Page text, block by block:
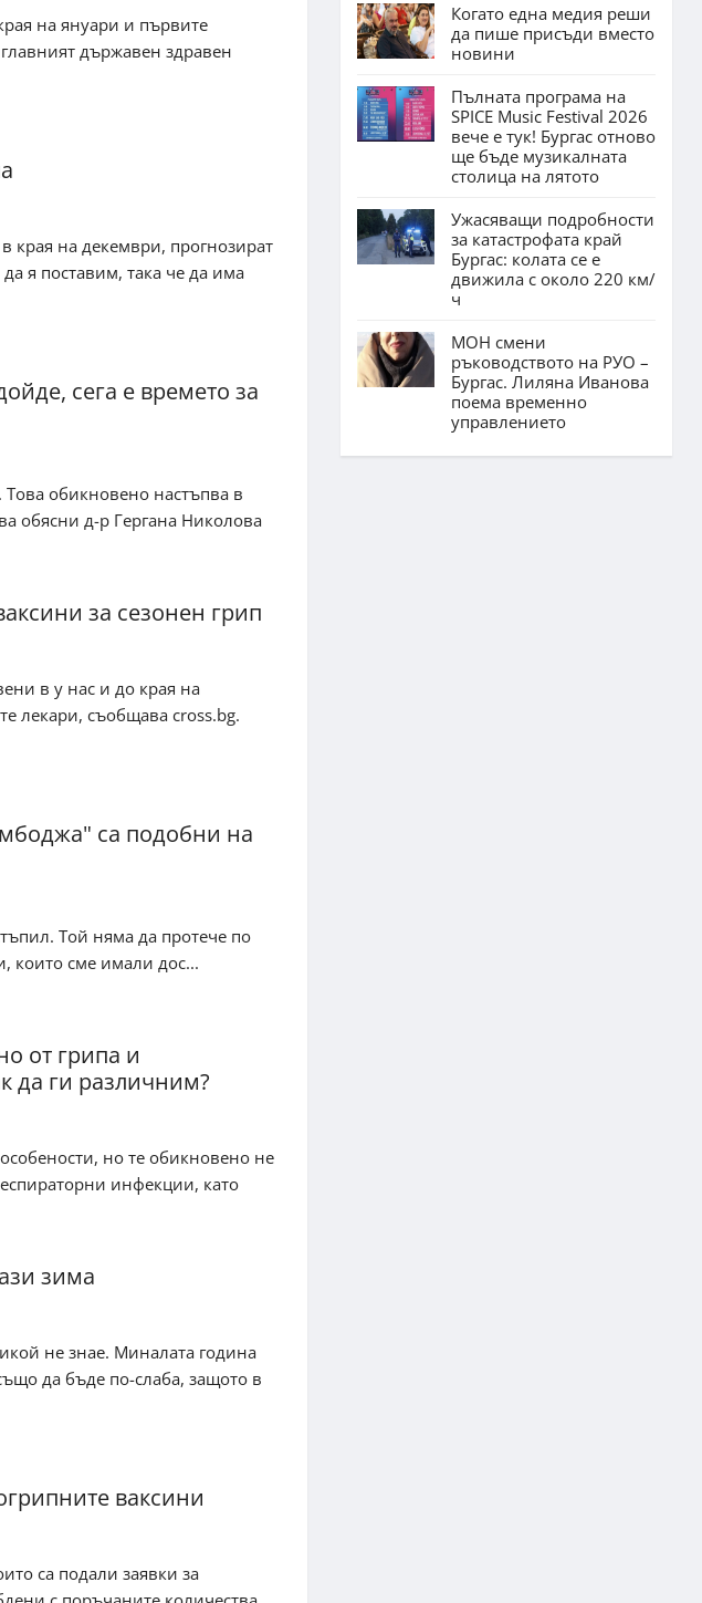
на януари и първите
държавен здравен
края на декември, прогнозират
я поставим, така че да има
сега е времето за
обикновено настъпва в
обясни д-р Гергана Николова
за сезонен грип
в у нас и до края на
лекари, съобщава cross.bg.
са подобни на
Той няма да протече по
които сме имали дос...
от грипа и
да ги различним?
но те обикновено не
инфекции, като
зима
не знае. Миналата година
да бъде по-слаба, защото в
ваксини
са подали заявки за
Когато една медия реши
да пише присъди вместо
новини
Пълната програма на
SPICE Music Festival 2026
вече е тук! Бургас отново
ще бъде музикалната
столица на лятото
Ужасяващи подробности
за катастрофата край
Бургас: колата се е
движила с около 220 км/
ч
МОН смени
ръководството на РУО –
Бургас. Лиляна Иванова
поема временно
управлението